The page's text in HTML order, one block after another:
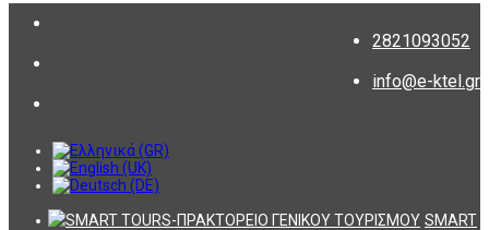
2821093052
info@e-ktel.gr
SMART